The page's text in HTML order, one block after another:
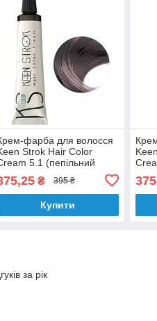
фарба для волосся
Strok Hair Color
5.1 (пепільний
світлий коричневий) 100
₴ 395 ₴
Купити
мл
за рік